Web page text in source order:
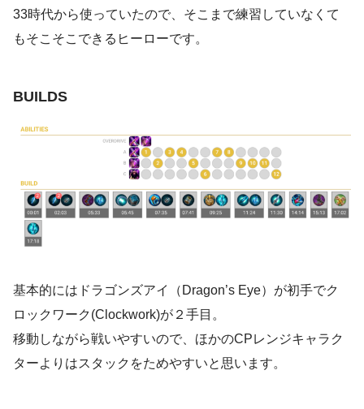
33時代から使っていたので、そこまで練習していなくて
もそこそこできるヒーローです。
BUILDS
基本的にはドラゴンズアイ（Dragon’s Eye）が初手でク
ロックワーク(Clockwork)が２手目。
移動しながら戦いやすいので、ほかのCPレンジキャラク
ターよりはスタックをためやすいと思います。